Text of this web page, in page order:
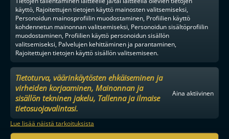
käyttö, Rajoitettujen tietojen käyttö mainosten valitsemiseksi,
Personoidun mainosprofiilin muodostaminen, Profiilien käyttö
kohdennetun mainonnan valitsemiseksi, Personoidun sisältöprofiilin
muodostaminen, Profiilien käyttö personoidun sisällön
valitsemiseksi, Palvelujen kehittäminen ja parantaminen,
Rajoitettujen tietojen käyttö sisällön valitsemiseen.
Tietoturva, väärinkäytösten ehkäiseminen ja
virheiden korjaaminen, Mainonnan ja
sisällön tekninen jakelu, Tallenna ja ilmaise
tietosuojavalintasi.
Aina aktiivinen
Lue lisää näistä tarkoituksista